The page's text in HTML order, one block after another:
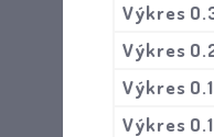
Výkres
Výkres
Výkres
Výkres O.1